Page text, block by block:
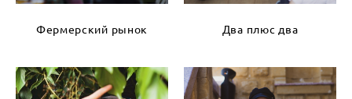
Фермерский рынок Два плюс два